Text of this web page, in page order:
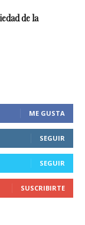
de la
ME GUSTA
SEGUIR
SEGUIR
SUSCRIBIRTE